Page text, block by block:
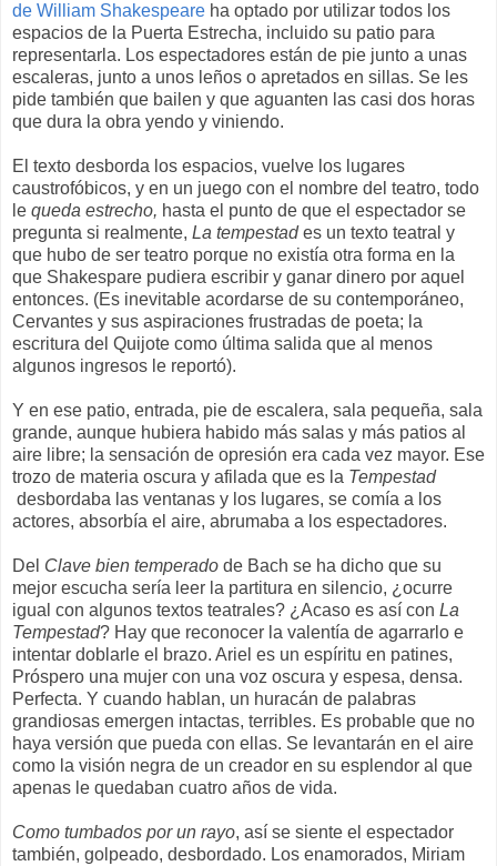
de William Shakespeare ha optado por utilizar todos los
espacios de la Puerta Estrecha, incluido su patio para
representarla. Los espectadores están de pie junto a unas
escaleras, junto a unos leños o apretados en sillas. Se les
pide también que bailen y que aguanten las casi dos horas
que dura la obra yendo y viniendo.
El texto desborda los espacios, vuelve los lugares
caustrofóbicos, y en un juego con el nombre del teatro, todo
le queda estrecho, hasta el punto de que el espectador se
pregunta si realmente, La tempestades un texto teatral y
que hubo de ser teatro porque no existía otra forma en la
que Shakespare pudiera escribir y ganar dinero por aquel
entonces. (Es inevitable acordarse de su contemporáneo,
Cervantes y sus aspiraciones frustradas de poeta; la
escritura del Quijote como última salida que al menos
algunos ingresos le reportó).
Y en ese patio, entrada, pie de escalera, sala pequeña, sala
grande, aunque hubiera habido más salas y más patios al
aire libre; la sensación de opresión era cada vez mayor. Ese
trozo de materia oscura y afilada que es la Tempestad
desbordaba las ventanas y los lugares, se comía a los
actores, absorbía el aire, abrumaba a los espectadores.
Del Clave bien temperado de Bach se ha dicho que su
mejor escucha sería leer la partitura en silencio, ¿ocurre
igual con algunos textos teatrales? ¿Acaso es así con La
Tempestad? Hay que reconocer la valentía de agarrarlo e
intentar doblarle el brazo. Ariel es un espíritu en patines,
Próspero una mujer con una voz oscura y espesa, densa.
Perfecta. Y cuando hablan, un huracán de palabras
grandiosas emergen intactas, terribles. Es probable que no
haya versión que pueda con ellas. Se levantarán en el aire
como la visión negra de un creador en su esplendor al que
apenas le quedaban cuatro años de vida.
Como tumbados por un rayo, así se siente el espectador
también, golpeado, desbordado. Los enamorados, Miriam